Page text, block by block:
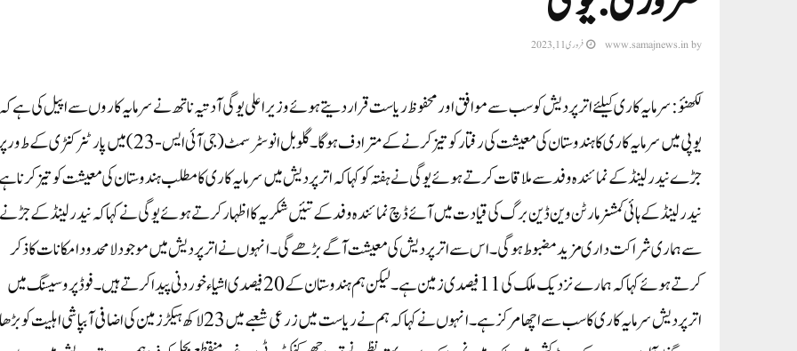
by
www.samajnews.in فروری 11, 2023
لکھنؤ: سرمایہ کاری کیلئے اترپردیش کو سب سے موافق اورمحفوظ ریاست قرار دیتے ہوئے وزیر اعلی یوگی آدتیہ ناتھ نے سرمایہ کاروں سے اپیل کی ہے کہ
یوپی میں سرمایہ کاری کا ہندوستان کی معیشت کی رفتار کو تیز کرنے کے مترادف ہوگا۔گلوبل انوسٹر سمٹ(جی آئی ایس-23) میں پارٹنر کنٹری
جڑے نیدرلینڈ کے نمائندہ وفد سے ملاقات کرتے ہوئے یوگی نے ہفتہ کو کہا کہ اترپردیش میں سرمایہ کاری کا مطلب ہندوستان کی معیشت کو تیز کرنا
نیدرلینڈ کے ہائی کمشنر مارٹن وین ڈین برگ کی قیادت میں آئے ڈچ نمائندہ وفد کے تئیں شکریہ کا اظہار کرتے ہوئے یوگی نے کہا کہ نیدرلینڈ کے جڑنے
سے ہماری شراکت داری مزید مضبوط ہوگی۔ اس سے اترپردیش کی معیشت آگے بڑھے گی۔ انہوں نے اترپردیش میں موجود لامحدود امکانات کاذکر
کرتے ہوئے کہا کہ ہمارے نزدیک ملک کی 11فیصدی زمین ہے ۔ لیکن ہم ہندوستان کے 20فیصدی اشیاء خوردنی پیدا کرتے ہیں۔ فوڈ پروسیسنگ میں
اترپردیش سرمایہ کاری کا سب سے اچھا مرکز ہے ۔انہوں نے کہا کہ ہم نے ریاست میں زرعی شعبے میں 23لاکھ ہیکڑزمین کی اضافی آبپاشی اہلیت